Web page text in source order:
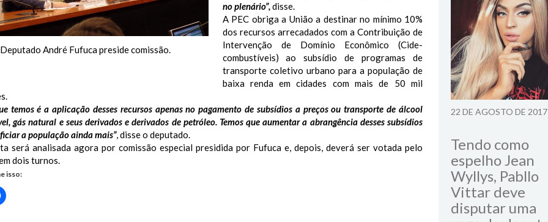
Deputado André Fufuca preside comissão.
no plenário”,disse.
A PEC obriga a União a destinar no mínimo 10%
dos recursos arrecadados com a Contribuição de
Intervenção de Domínio Econômico (Cide-
combustíveis) ao subsídio de programas de
transporte coletivo urbano para a população de
baixa renda em cidades com mais de 50 mil
temos é a aplicação desses recursos apenas no pagamento de subsídios a preços ou transporte de álcool
gás natural e seus derivados e derivados de petróleo. Temos que aumentar a abrangência desses subsídios
a população ainda mais”, disse o deputado.
será analisada agora por comissão especial presidida por Fufuca e, depois, deverá ser votada pelo
dois turnos.
isso:
Clique
para
22 DE AGOSTO DE 2017
Tendo como
espelho Jean
Wyllys, Pabllo
Vittar deve
disputar uma